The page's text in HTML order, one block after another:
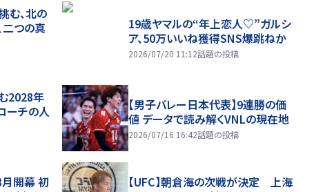
む、北の
二つの真
19歳ヤマルの“年上恋人♡”ガルシ
ア、50万いいね獲得SNS爆跳ねか
2026/07/20 11:12話題の投稿
2028年
ーチの人
【男子バレー日本代表】9連勝の価
値 データで読み解くVNLの現在地
2026/07/16 16:42話題の投稿
月開幕 初
【UFC】朝倉海の次戦が決定 上海